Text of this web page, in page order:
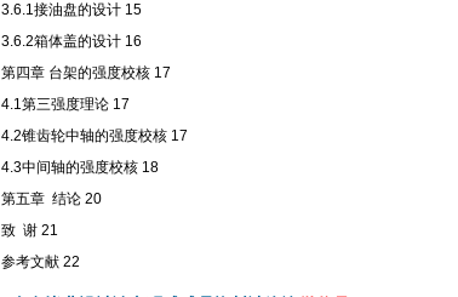
3.6.1接油盘的设计15
3.6.2箱体盖的设计16
第四章 台架的强度校核17
4.1第三强度理论17
4.2锥齿轮中轴的强度校核17
4.3中间轴的强度校核18
第五章 结论20
致 谢21
参考文献22